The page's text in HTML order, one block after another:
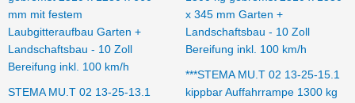
STEMA MU.T 02 13-25-13.1
***STEMA MU.T 02 13-25-15.1
kippbar Auffahrrampe 1300 kg